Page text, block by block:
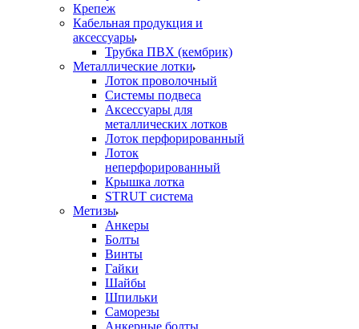
Крепеж
Кабельная продукция и
аксессуары
Трубка ПВХ (кембрик)
Металлические лотки
Лоток проволочный
Системы подвеса
Аксессуары для
металлических лотков
Лоток перфорированный
Лоток
неперфорированный
Крышка лотка
STRUT система
Метизы
Анкеры
Болты
Винты
Гайки
Шайбы
Шпильки
Саморезы
Анкерные болты